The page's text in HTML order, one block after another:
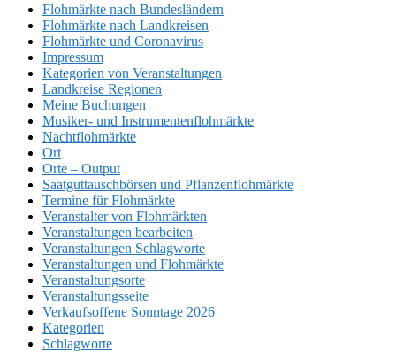
Flohmärkte nach Bundesländern
Flohmärkte nach Landkreisen
Flohmärkte und Coronavirus
Impressum
Kategorien von Veranstaltungen
Landkreise Regionen
Meine Buchungen
Musiker- und Instrumentenflohmärkte
Nachtflohmärkte
Ort
Orte – Output
Saatguttauschbörsen und Pflanzenflohmärkte
Termine für Flohmärkte
Veranstalter von Flohmärkten
Veranstaltungen bearbeiten
Veranstaltungen Schlagworte
Veranstaltungen und Flohmärkte
Veranstaltungsorte
Veranstaltungsseite
Verkaufsoffene Sonntage 2026
Kategorien
Schlagworte